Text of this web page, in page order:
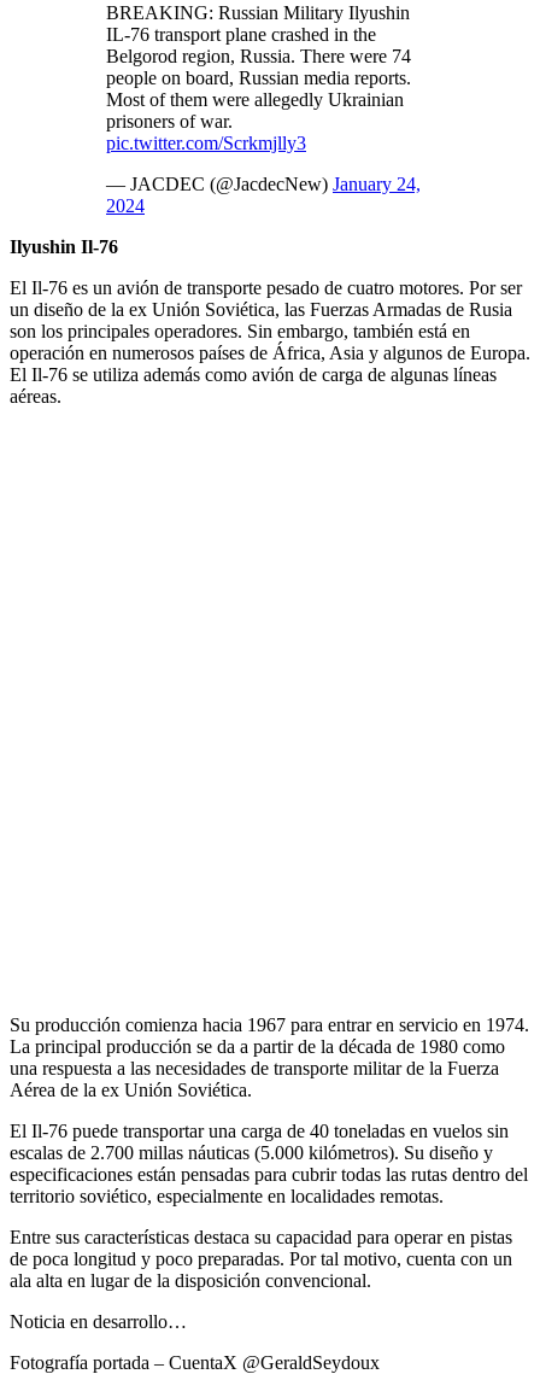
BREAKING: Russian Military Ilyushin
IL-76 transport plane crashed in the
Belgorod region, Russia. There were 74
people on board, Russian media reports.
Most of them were allegedly Ukrainian
prisoners of war.
pic.twitter.com/Scrkmjlly3
— JACDEC (@JacdecNew) January 24,
2024
Ilyushin Il-76
El Il-76 es un avión de transporte pesado de cuatro motores. Por ser
un diseño de la ex Unión Soviética, las Fuerzas Armadas de Rusia
son los principales operadores. Sin embargo, también está en
operación en numerosos países de África, Asia y algunos de Europa.
El Il-76 se utiliza además como avión de carga de algunas líneas
aéreas.
Su producción comienza hacia 1967 para entrar en servicio en 1974.
La principal producción se da a partir de la década de 1980 como
una respuesta a las necesidades de transporte militar de la Fuerza
Aérea de la ex Unión Soviética.
El Il-76 puede transportar una carga de 40 toneladas en vuelos sin
escalas de 2.700 millas náuticas (5.000 kilómetros). Su diseño y
especificaciones están pensadas para cubrir todas las rutas dentro del
territorio soviético, especialmente en localidades remotas.
Entre sus características destaca su capacidad para operar en pistas
de poca longitud y poco preparadas. Por tal motivo, cuenta con un
ala alta en lugar de la disposición convencional.
Noticia en desarrollo…
Fotografía portada – CuentaX @GeraldSeydoux